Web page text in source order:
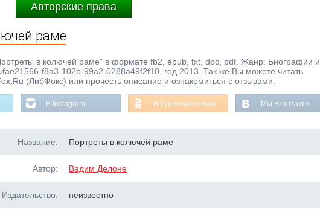
Авторские права
раме
в колючей раме" в формате fb2, epub, txt, doc, pdf. Жанр: Биографии и
f8a3-102b-99a2-0288a49f2f10, год 2013. Так же Вы можете читать
(ЛибФокс) или прочесть описание и ознакомиться с отзывами.
В Instagram В Одноклассниках Мы Вконтакте
Название: Портреты в колючей раме
Автор: Вадим Делоне
Издательство: неизвестно